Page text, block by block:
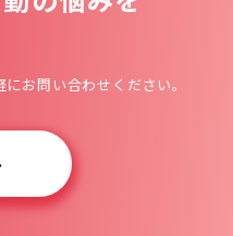
お問い合わせください。